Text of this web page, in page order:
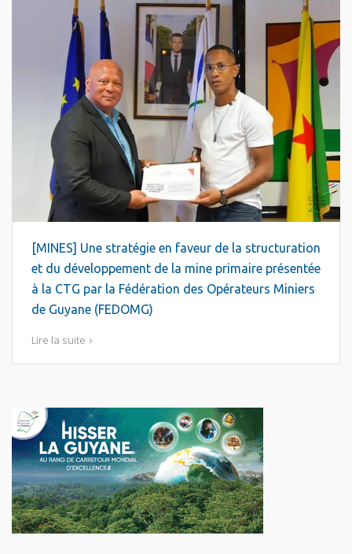
[MINES] Une stratégie en faveur de la structuration
et du développement de la mine primaire présentée
à la CTG par la Fédération des Opérateurs Miniers
de Guyane (FEDOMG)
Lire la suite